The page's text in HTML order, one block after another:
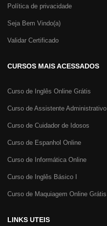
Política de privacidade
Seja Bem Vindo(a)
Validar Certificado
CURSOS MAIS ACESSADOS
Curso de Inglês Online Grátis
Curso de Assistente Administrativo
Curso de Cuidador de Idosos
Curso de Espanhol Online
Curso de Informática Online
Curso de Inglês Básico I
Curso de Maquiagem Online Grátis
LINKS UTEIS